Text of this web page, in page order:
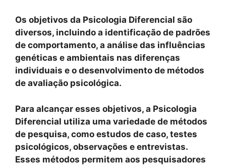
Os objetivos da Psicologia Diferencial são
diversos, incluindo a identificação de padrões
de comportamento, a análise das influências
genéticas e ambientais nas diferenças
individuais e o desenvolvimento de métodos
de avaliação psicológica.
Para alcançar esses objetivos, a Psicologia
Diferencial utiliza uma variedade de métodos
de pesquisa, como estudos de caso, testes
psicológicos, observações e entrevistas.
Esses métodos permitem aos pesquisadores